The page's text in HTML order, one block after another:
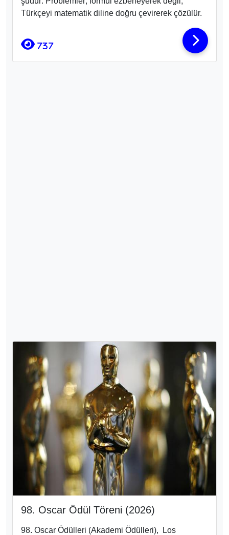
Türkçeyi matematik diline doğru çevirerek çözülür.
737
98. Oscar Ödül Töreni (2026)
98. Oscar Ödülleri (Akademi Ödülleri), Los